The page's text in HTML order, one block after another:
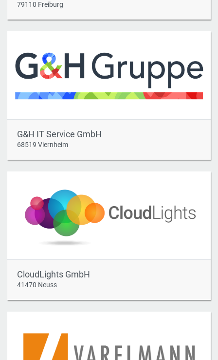
79110 Freiburg
G&H IT Service GmbH
68519 Viernheim
CloudLights GmbH
41470 Neuss